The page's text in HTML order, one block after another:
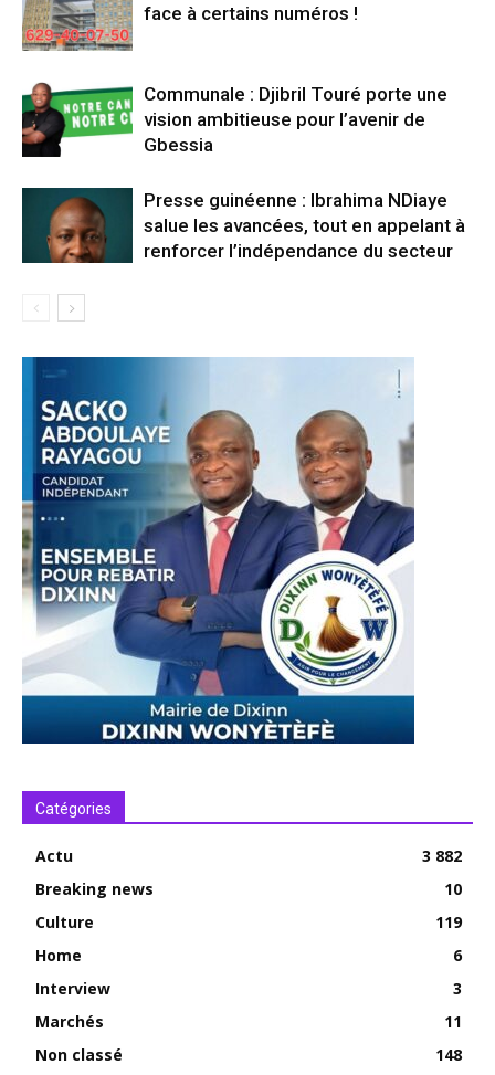
face à certains numéros !
Communale : Djibril Touré porte une
vision ambitieuse pour l’avenir de
Gbessia
Presse guinéenne : Ibrahima NDiaye
salue les avancées, tout en appelant à
renforcer l’indépendance du secteur
Catégories
Actu
3 882
Breaking news
10
Culture
119
Home
6
Interview
3
Marchés
11
Non classé
148